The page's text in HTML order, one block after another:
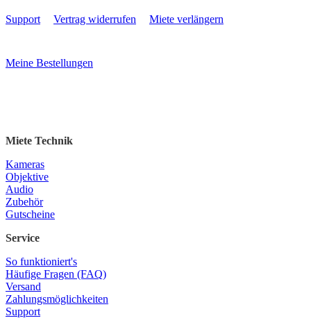
Support Vertrag widerrufen Miete verlängern
Meine Bestellungen
Miete Technik
Kameras
Objektive
Audio
Zubehör
Gutscheine
Service
So funktioniert's
Häufige Fragen (FAQ)
Versand
Zahlungsmöglichkeiten
Support